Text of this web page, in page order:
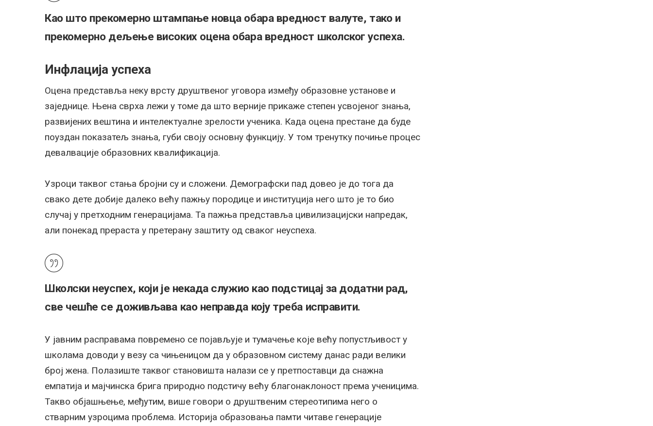
Као што прекомерно штампање новца обара вредност валуте, тако и
прекомерно дељење високих оцена обара вредност школског успеха.
Инфлација успеха
Оцена представља неку врсту друштвеног уговора између образовне установе и
заједнице. Њена сврха лежи у томе да што верније прикаже степен усвојеног знања,
развијених вештина и интелектуалне зрелости ученика. Када оцена престане да буде
поуздан показатељ знања, губи своју основну функцију. У том тренутку почиње процес
девалвације образовних квалификација.
Узроци таквог стања бројни су и сложени. Демографски пад довео је до тога да
свако дете добије далеко већу пажњу породице и институција него што је то био
случај у претходним генерацијама. Та пажња представља цивилизацијски напредак,
али понекад прераста у претерану заштиту од сваког неуспеха.
Школски неуспех, који је некада служио као подстицај за додатни рад,
све чешће се доживљава као неправда коју треба исправити.
У јавним расправама повремено се појављује и тумачење које већу попустљивост у
школама доводи у везу са чињеницом да у образовном систему данас ради велики
број жена. Полазиште таквог становишта налази се у претпоставци да снажна
емпатија и мајчинска брига природно подстичу већу благонаклоност према ученицима.
Такво објашњење, међутим, више говори о друштвеним стереотипима него о
стварним узроцима проблема. Историја образовања памти читаве генерације